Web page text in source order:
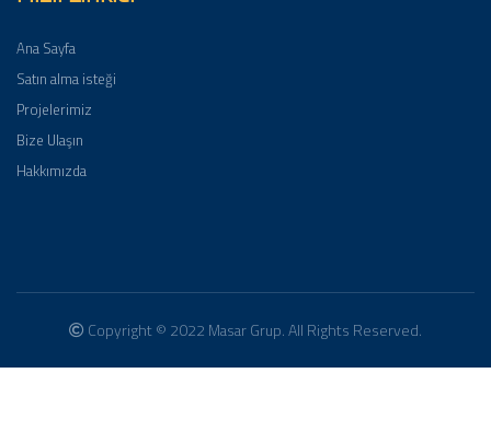
Ana Sayfa
Satın alma isteği
Projelerimiz
Bize Ulaşın
Hakkımızda
Copyright © 2022 Masar Grup. All Rights Reserved.